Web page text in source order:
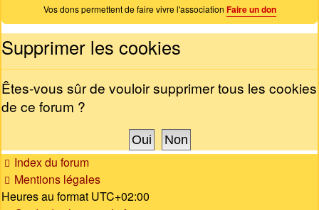
Vos dons permettent de faire vivre l'association Faire un don
Supprimer les cookies
Êtes-vous sûr de vouloir supprimer tous les cookies
de ce forum ?
Index du forum
Mentions légales
Heures au format UTC+02:00